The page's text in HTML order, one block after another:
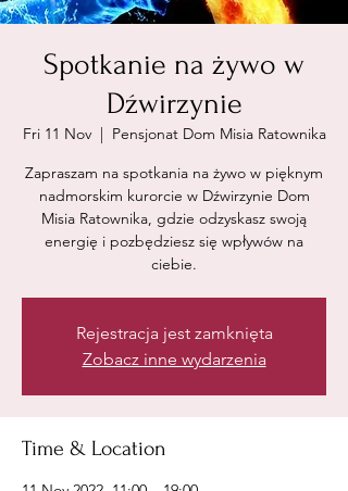
Spotkanie na żywo w
Dźwirzynie
Fri 11 Nov
  |
Pensjonat Dom Misia Ratownika
Zapraszam na spotkania na żywo w pięknym
nadmorskim kurorcie w Dźwirzynie Dom
Misia Ratownika, gdzie odzyskasz swoją
energię i pozbędziesz się wpływów na
ciebie.
Rejestracja jest zamknięta
Zobacz inne wydarzenia
Time & Location